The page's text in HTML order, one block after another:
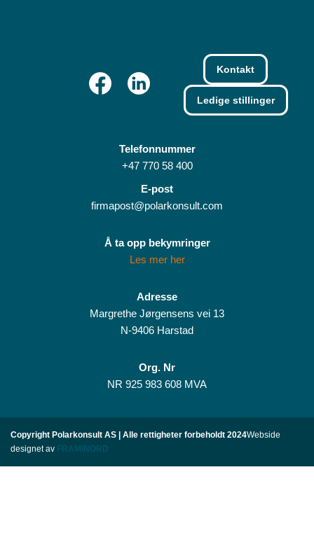
Kontakt
Ledige stillinger
Telefonnummer
+47 770 58 400
E-post
firmapost@polarkonsult.com
Å ta opp bekymringer
Les mer her
Adresse
Margrethe Jørgensens vei 13
N-9406 Harstad
Org. Nr
NR 925 983 608 MVA
Copyright Polarkonsult AS | Alle rettigheter forbeholdt 2024Webside
designet av FRAMINORD